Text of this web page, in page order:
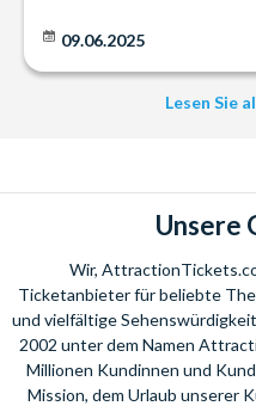
09.06.2025
Lesen Sie
Unsere
Wir,
Ticketanbieter für beliebte
und vielfältige
2002 unter dem Namen
Millionen Kundinnen und
Mission, dem Urlaub unserer